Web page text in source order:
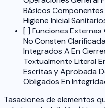
Básicos
Higiene Inicial
[ ] Funciones Externas
No Consten
Integrados A En
Textualmente Literal
Escritas y Aprobada
Obligados En
Tasaciones de elementos